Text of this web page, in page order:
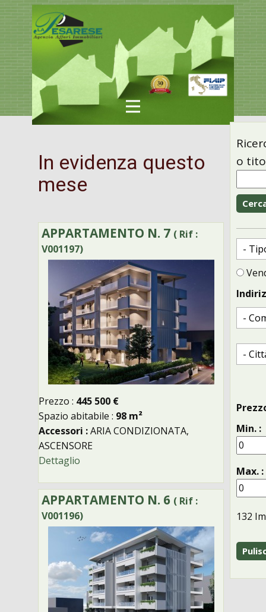
In evidenza questo
mese
APPARTAMENTO N. 7 ( Rif :
V001197)
Prezzo : 445 500 €
Spazio abitabile : 98 m²
Accessori :ARIA CONDIZIONATA,
ASCENSORE
Dettaglio
APPARTAMENTO N. 6 ( Rif :
V001196)
o
Min. :
Max. :
132